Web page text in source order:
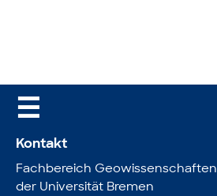
☰
Kontakt
Fachbereich Geowissenschaften
der Universität Bremen